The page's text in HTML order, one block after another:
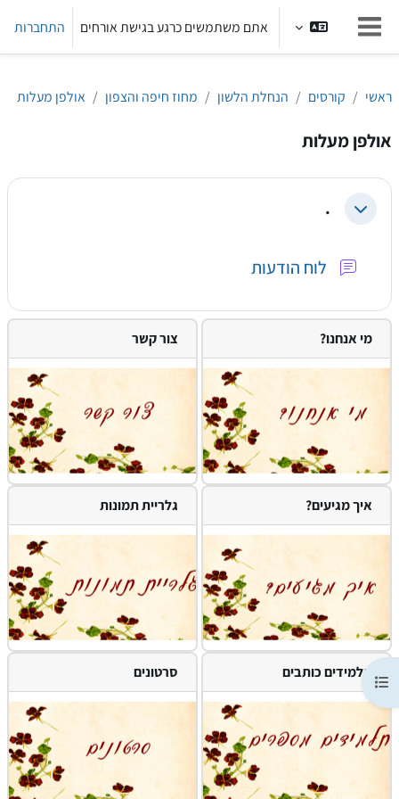
חלון סקירה צדדי
אתם משתמשים כרגע בגישת אורחים התחברות
רשימת הנושאים בקורס
ראשי קורסים הנחלת הלשון מחוז חיפה והצפון אולפן מעלות
אולפן מעלות
צמצום .
לוח הודעות
מי אנחנו? צור קשר
איך מגיעים? גלריית תמונות
תלמידים כותבים סרטונים